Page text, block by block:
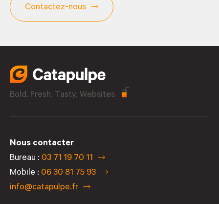
Contactez-nous
Bold. Fresh. Tasty. Websites
Nous contacter
Bureau : 03 71 19 70 11
Mobile : 06 30 81 75 93
info@catapulpe.fr